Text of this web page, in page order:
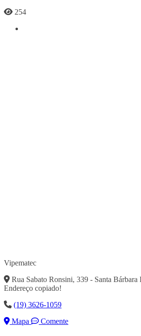
254
Vipematec
Rua Sabato Ronsini, 339 - Santa Bárbara
Endereço copiado!
(19) 3626-1059
Mapa
Comente